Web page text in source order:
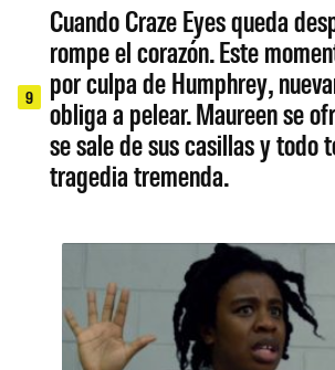
9
Cuando Craze Eyes queda
rompe el corazón. Este
por culpa de Humphrey,
obliga a pelear. Maureen se
se sale de sus casillas y todo
tragedia tremenda.